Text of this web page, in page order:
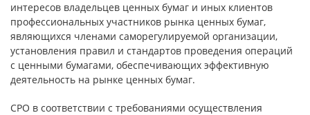
интересов владельцев ценных бумаг и иных клиентов
профессиональных участников рынка ценных бумаг,
являющихся членами саморегулируемой организации,
установления правил и стандартов проведения операций
с ценными бумагами, обеспечивающих эффективную
деятельность на рынке ценных бумаг.
СРО в соответствии с требованиями осуществления